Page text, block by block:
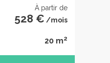
À partir de
528 € /mois
20 m2